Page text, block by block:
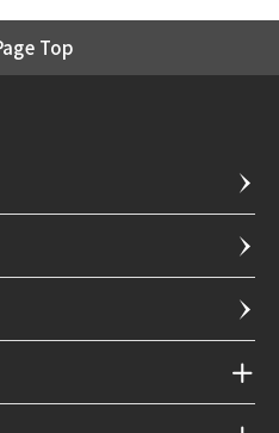
Top